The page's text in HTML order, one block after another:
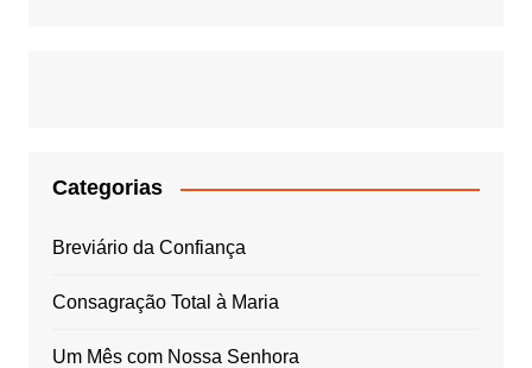
Categorias
Breviário da Confiança
Consagração Total à Maria
Um Mês com Nossa Senhora